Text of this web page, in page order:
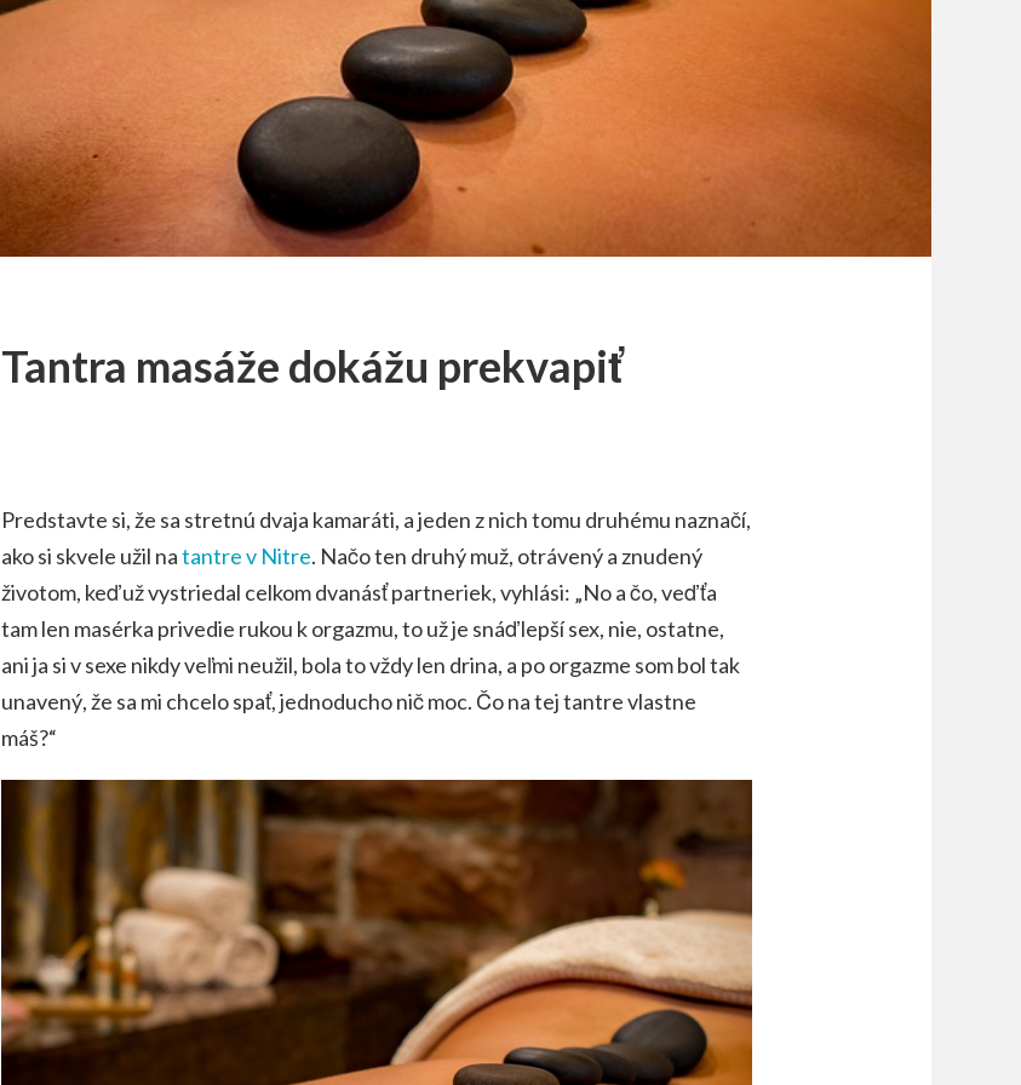
Tantra masáže dokážu prekvapiť
Predstavte si, že sa stretnú dvaja kamaráti, a jeden z nich tomu druhému naznačí,
ako si skvele užil natantrev Nitre. Načo ten druhý muž, otrávený a znudený
životom, keď už vystriedal celkom dvanásť partneriek, vyhlási: „No a čo, veď ťa
tam len masérka privedie rukou k orgazmu, to už je snáď lepší sex, nie, ostatne,
ani ja si v sexe nikdy veľmi neužil, bola to vždy len drina, a po orgazme som bol tak
unavený, že sa mi chcelo spať, jednoducho nič moc. Čo na tej tantre vlastne
máš?“